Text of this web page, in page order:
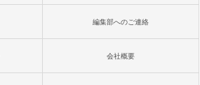
編集部へのご連絡
会社概要